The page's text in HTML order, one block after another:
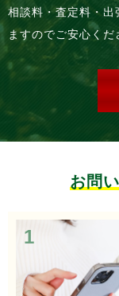
相談料・査定料・出
ますのでご安心くだ
お問
1